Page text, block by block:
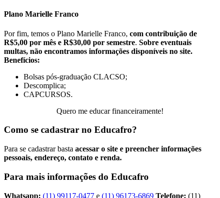
Plano Marielle Franco
Por fim, temos o Plano Marielle Franco, com contribuição de
R$5,00 por mês e R$30,00 por semestre. Sobre eventuais
multas, não encontramos informações disponíveis no site.
Benefícios:
Bolsas pós-graduação CLACSO;
Descomplica;
CAPCURSOS.
Quero me educar financeiramente!
Como se cadastrar no Educafro?
Para se cadastrar basta acessar o site e preencher informações
pessoais, endereço, contato e renda.
Para mais informações do Educafro
Whatsapp: (11) 99117-0477 e (11) 96173-6869 Telefone: (11)